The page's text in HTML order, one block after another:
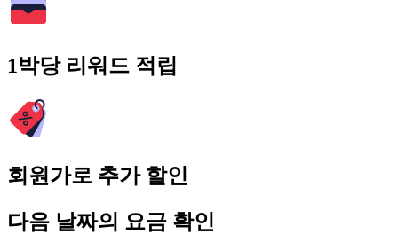
1박당 리워드 적립
회원가로 추가 할인
다음 날짜의 요금 확인